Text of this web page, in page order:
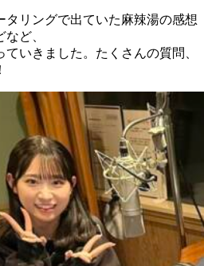
タリングで出ていた麻辣湯の感想
ど、
いきました。たくさんの質問、